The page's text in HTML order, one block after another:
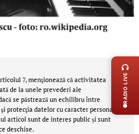
7, menţionează că activitatea
de la unele prevederi ale
se păstrează un echilibru între
protecţia datelor cu caracter personal.
articol sunt de interes public și sunt
deschise.
RADIO LIVE